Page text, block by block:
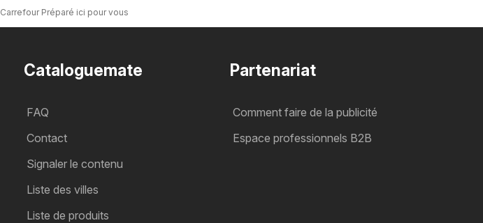
Carrefour Préparé ici pour vous
Cataloguemate
FAQ
Contact
Signaler le contenu
Liste des villes
Liste de produits
Partenariat
Comment faire de la publicité
Espace professionnels B2B